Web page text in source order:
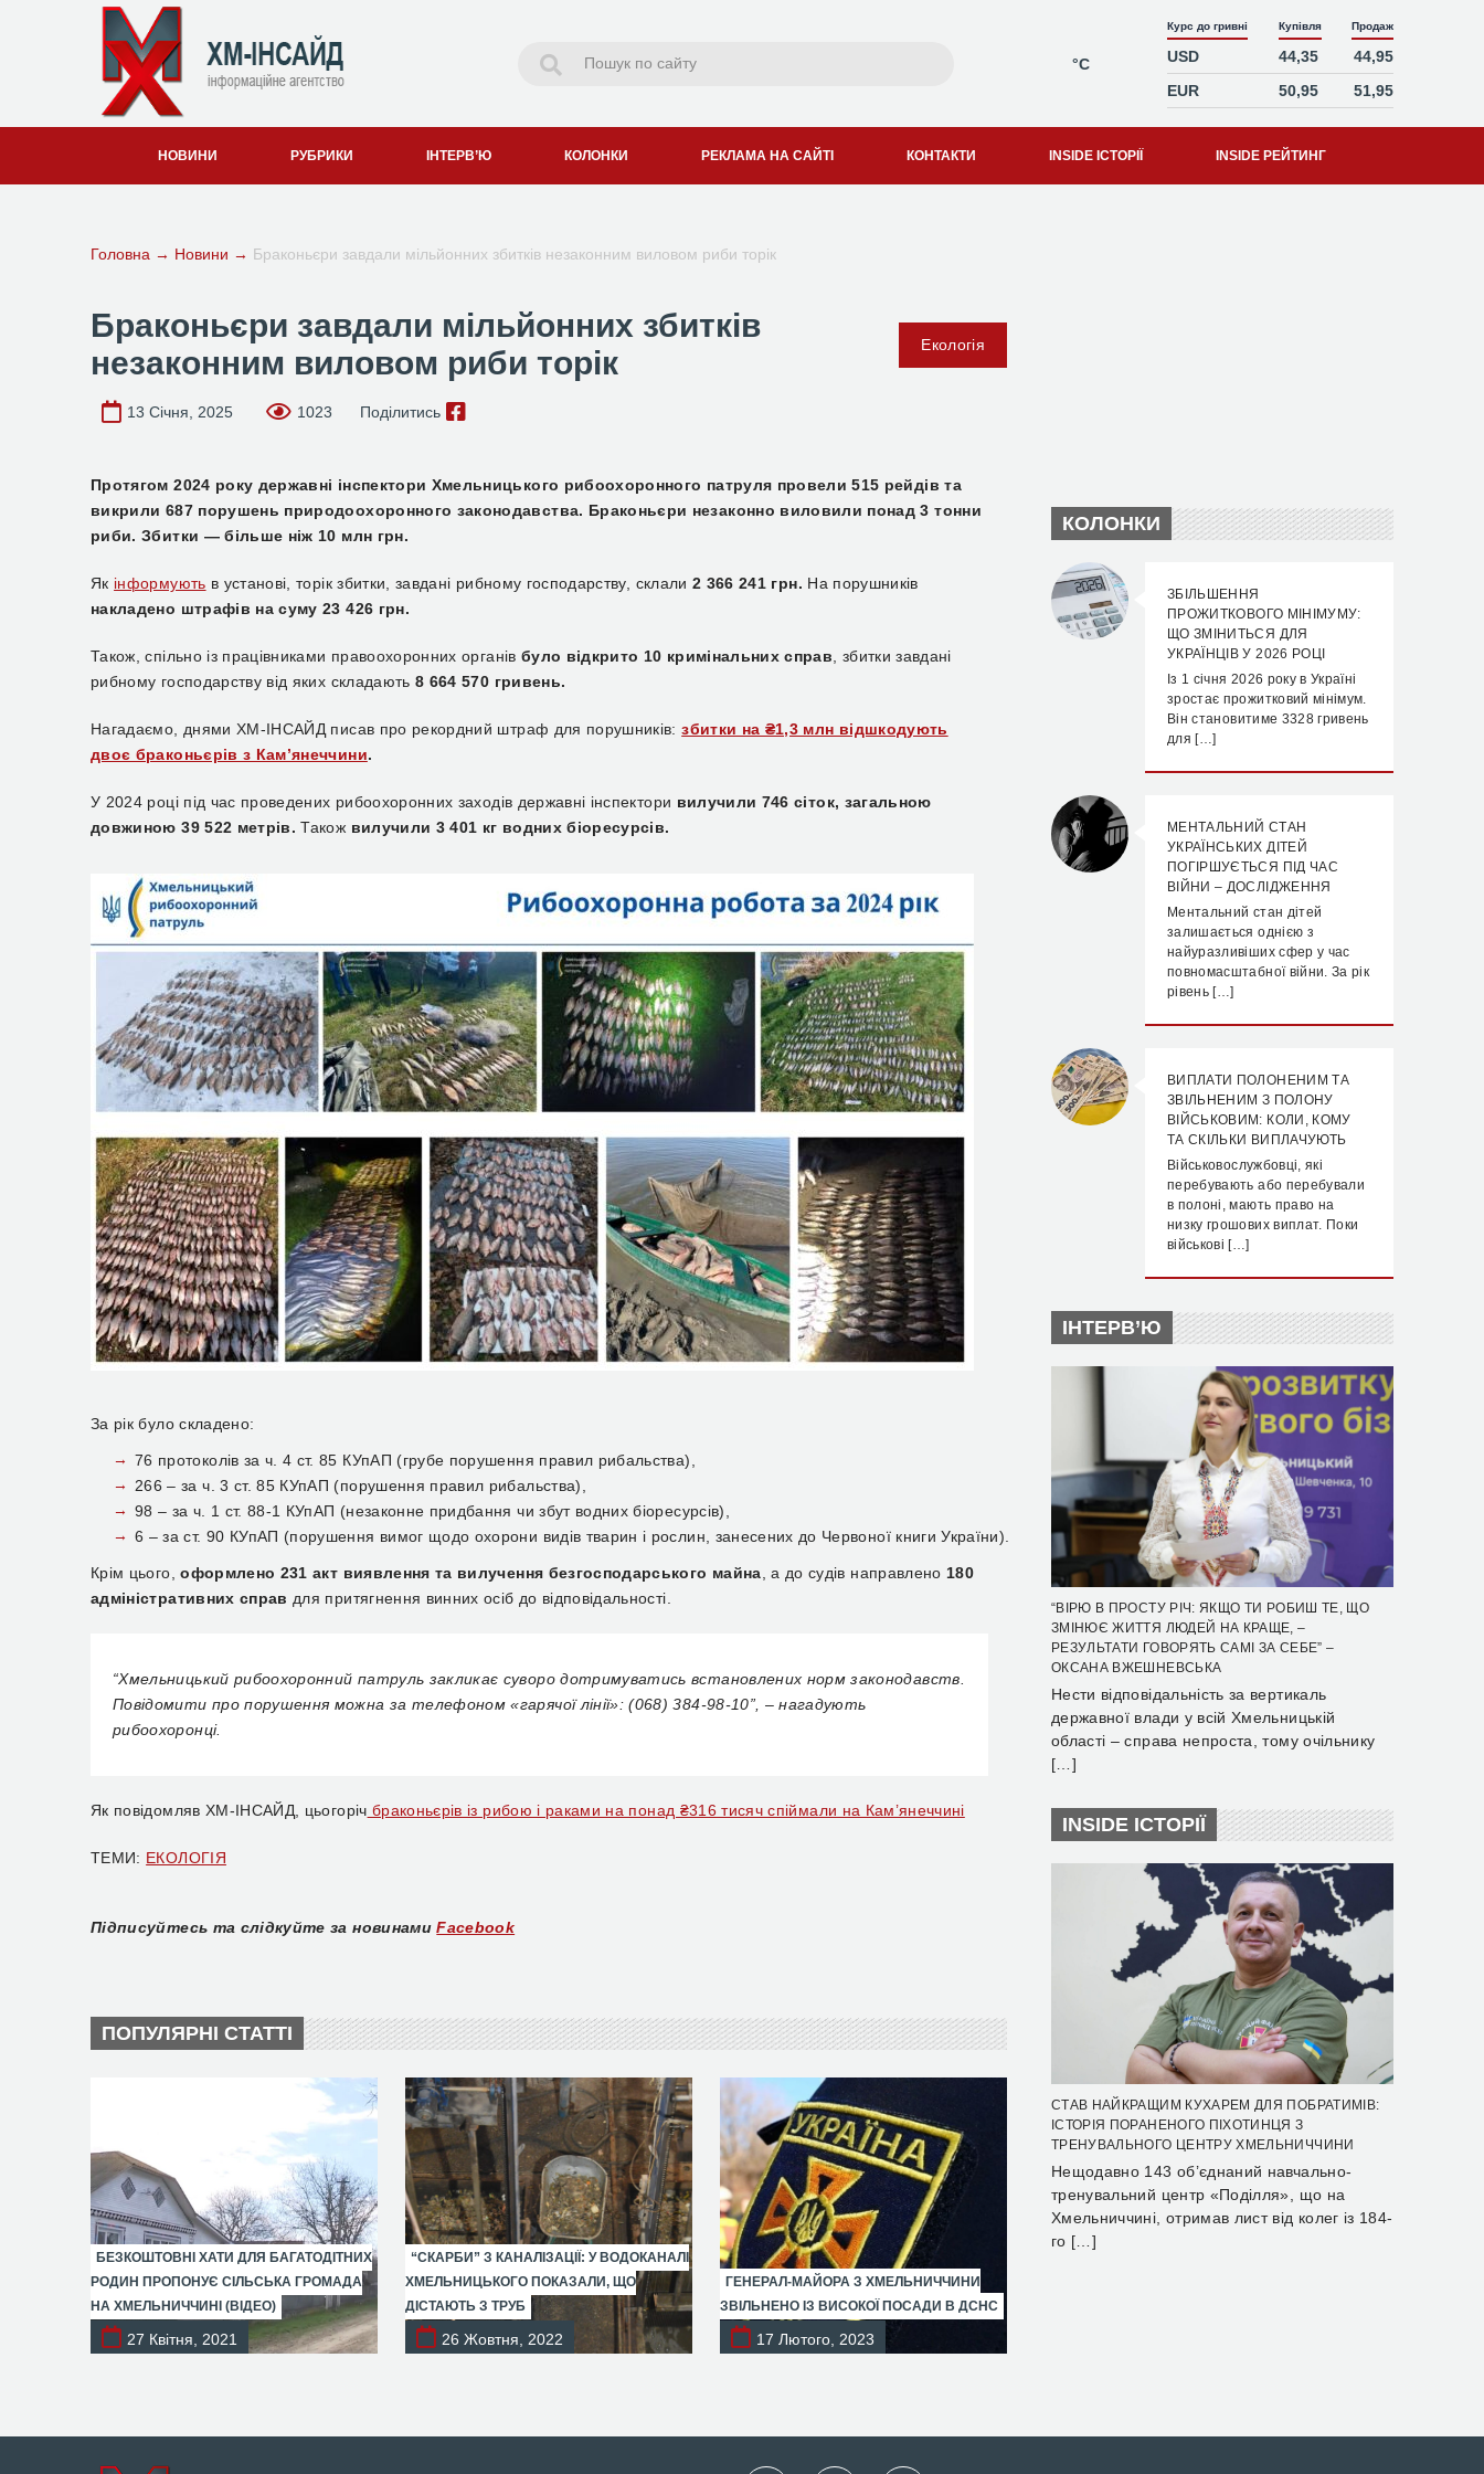
°C
Курс до гривні Купівля Продаж
USD 44,35
44,95
EUR
50,95 51,95
НОВИНИ РУБРИКИ ІНТЕРВ’Ю КОЛОНКИ РЕКЛАМА НА САЙТІ КОНТАКТИ INSIDE ІСТОРІЇ INSIDE РЕЙТИНГ
Головна → Новини → Браконьєри завдали мільйонних збитків незаконним виловом риби торік
Браконьєри завдали мільйонних збитків
незаконним виловом риби торік
Екологія
13 Січня, 2025 1023 Поділитись
Протягом 2024 року державні інспектори Хмельницького рибоохоронного патруля провели 515 рейдів та
викрили 687 порушень природоохоронного законодавства. Браконьєри незаконно виловили понад 3 тонни
риби. Збитки — більше ніж 10 млн грн.
Як інформують в установі, торік збитки, завдані рибному господарству, склали 2 366 241 грн. На порушників
накладено штрафів на суму 23 426 грн.
Також, спільно із працівниками правоохоронних органів було відкрито 10 кримінальних справ , збитки завдані
рибному господарству від яких складають8 664 570 гривень.
Нагадаємо, днями ХМ-ІНСАЙД писав про рекордний штраф для порушників: збитки на ₴1,3 млн відшкодують
двоє браконьєрів з Кам’янеччини.
У 2024 році під час проведених рибоохоронних заходів державні інспектори вилучили 746 сіток, загальною
довжиною 39 522 метрів.Також вилучили 3 401 кг водних біоресурсів.
За рік було складено:
76 протоколів за ч. 4 ст. 85 КУпАП (грубе порушення правил рибальства),
266 – за ч. 3 ст. 85 КУпАП (порушення правил рибальства),
98 – за ч. 1 ст. 88-1 КУпАП (незаконне придбання чи збут водних біоресурсів),
6 – за ст. 90 КУпАП (порушення вимог щодо охорони видів тварин і рослин, занесених до Червоної книги України).
Крім цього,оформлено 231 акт виявлення та вилучення безгосподарського майна , а до судів направлено 180
адміністративних справ для притягнення винних осіб до відповідальності.
“Хмельницький рибоохоронний патруль закликає суворо дотримуватись встановлених норм законодавств.
Повідомити про порушення можна за телефоном «гарячої лінії»: (068) 384-98-10”, – нагадують
рибоохоронці.
Як повідомляв ХМ-ІНСАЙД, цьогоріч браконьєрів із рибою і раками на понад ₴316 тисяч спіймали на Кам’янеччині
ТЕМИ: ЕКОЛОГІЯ
Підписуйтесь та слідкуйте за новинами Facebook
ПОПУЛЯРНІ СТАТТІ
БЕЗКОШТОВНІ ХАТИ ДЛЯ БАГАТОДІТНИХ
РОДИН ПРОПОНУЄ СІЛЬСЬКА ГРОМАДА
НА ХМЕЛЬНИЧЧИНІ (ВІДЕО)
27 Квітня, 2021
“СКАРБИ” З КАНАЛІЗАЦІЇ: У ВОДОКАНАЛІ
ХМЕЛЬНИЦЬКОГО ПОКАЗАЛИ, ЩО
ДІСТАЮТЬ З ТРУБ
26 Жовтня, 2022
ГЕНЕРАЛ-МАЙОРА З ХМЕЛЬНИЧЧИНИ
ЗВІЛЬНЕНО ІЗ ВИСОКОЇ ПОСАДИ В ДСНС
17 Лютого, 2023
КОЛОНКИ
ЗБІЛЬШЕННЯ
ПРОЖИТКОВОГО МІНІМУМУ:
ЩО ЗМІНИТЬСЯ ДЛЯ
УКРАЇНЦІВ У 2026 РОЦІ
Із 1 січня 2026 року в Україні
зростає прожитковий мінімум.
Він становитиме 3328 гривень
для […]
МЕНТАЛЬНИЙ СТАН
УКРАЇНСЬКИХ ДІТЕЙ
ПОГІРШУЄТЬСЯ ПІД ЧАС
ВІЙНИ – ДОСЛІДЖЕННЯ
Ментальний стан дітей
залишається однією з
найуразливіших сфер у час
повномасштабної війни. За рік
рівень […]
ВИПЛАТИ ПОЛОНЕНИМ ТА
ЗВІЛЬНЕНИМ З ПОЛОНУ
ВІЙСЬКОВИМ: КОЛИ, КОМУ
ТА СКІЛЬКИ ВИПЛАЧУЮТЬ
Військовослужбовці, які
перебувають або перебували
в полоні, мають право на
низку грошових виплат. Поки
військові […]
ІНТЕРВ’Ю
“ВІРЮ В ПРОСТУ РІЧ: ЯКЩО ТИ РОБИШ ТЕ, ЩО
ЗМІНЮЄ ЖИТТЯ ЛЮДЕЙ НА КРАЩЕ, –
РЕЗУЛЬТАТИ ГОВОРЯТЬ САМІ ЗА СЕБЕ” –
ОКСАНА ВЖЕШНЕВСЬКА
Нести відповідальність за вертикаль
державної влади у всій Хмельницькій
області – справа непроста, тому очільнику
[…]
INSIDE ІСТОРІЇ
СТАВ НАЙКРАЩИМ КУХАРЕМ ДЛЯ ПОБРАТИМІВ:
ІСТОРІЯ ПОРАНЕНОГО ПІХОТИНЦЯ З
ТРЕНУВАЛЬНОГО ЦЕНТРУ ХМЕЛЬНИЧЧИНИ
Нещодавно 143 об’єднаний навчально-
тренувальний центр «Поділля», що на
Хмельниччині, отримав лист від колег із 184-
го […]